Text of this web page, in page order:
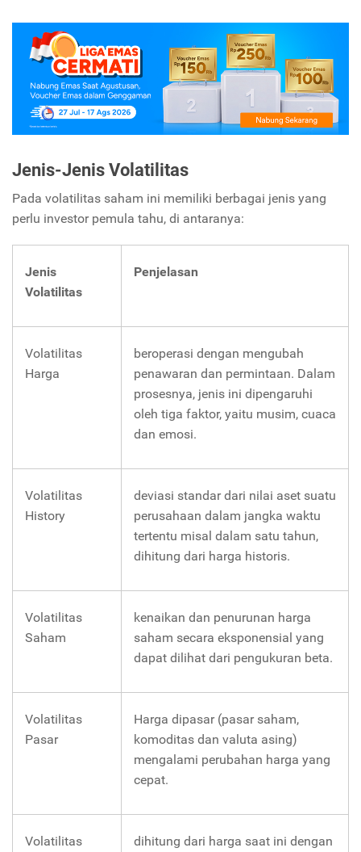
Jenis-Jenis Volatilitas
Pada volatilitas saham ini memiliki berbagai jenis yang
perlu investor pemula tahu, di antaranya:
Jenis
Volatilitas
Penjelasan
Volatilitas
Harga
beroperasi dengan mengubah
penawaran dan permintaan. Dalam
prosesnya, jenis ini dipengaruhi
oleh tiga faktor, yaitu musim, cuaca
dan emosi.
Volatilitas
History
deviasi standar dari nilai aset suatu
perusahaan dalam jangka waktu
tertentu misal dalam satu tahun,
dihitung dari harga historis.
Volatilitas
Saham
kenaikan dan penurunan harga
saham secara eksponensial yang
dapat dilihat dari pengukuran beta.
Volatilitas
Pasar
Harga dipasar (pasar saham,
komoditas dan valuta asing)
mengalami perubahan harga yang
cepat.
Volatilitas dihitung dari harga saat ini dengan